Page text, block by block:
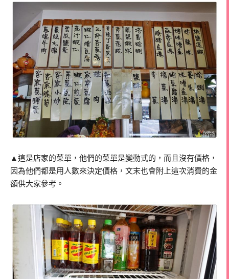
▲這是店家的菜單，他們的菜單是變動式的，而且沒有價格，
因為他們都是用人數來決定價格，文末也會附上這次消費的金
額供大家參考。